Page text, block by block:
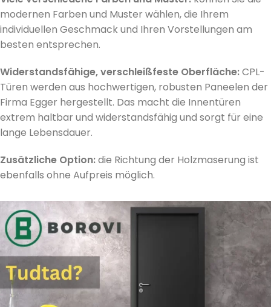
modernen Farben und Muster wählen, die Ihrem
individuellen Geschmack und Ihren Vorstellungen am
besten entsprechen.
Widerstandsfähige, verschleißfeste Oberfläche:CPL-
Türen werden aus hochwertigen, robusten Paneelen der
Firma Egger hergestellt. Das macht die Innentüren
extrem haltbar und widerstandsfähig und sorgt für eine
lange Lebensdauer.
Zusätzliche Option:die Richtung der Holzmaserung ist
ebenfalls ohne Aufpreis möglich.